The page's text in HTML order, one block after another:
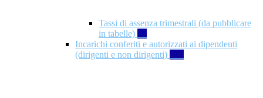
Tassi di assenza trimestrali (da pubblicare
in tabelle) 12
Incarichi conferiti e autorizzati ai dipendenti
(dirigenti e non dirigenti) 490